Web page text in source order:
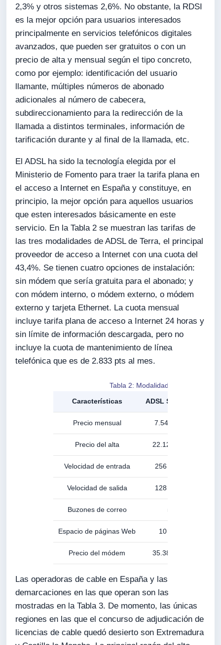
2,3% y otros sistemas 2,6%. No obstante, la RDSI
es la mejor opción para usuarios interesados
principalmente en servicios telefónicos digitales
avanzados, que pueden ser gratuitos o con un
precio de alta y mensual según el tipo concreto,
como por ejemplo: identificación del usuario
llamante, múltiples números de abonado
adicionales al número de cabecera,
subdireccionamiento para la redirección de la
llamada a distintos terminales, información de
tarificación durante y al final de la llamada, etc.
El ADSL ha sido la tecnología elegida por el
Ministerio de Fomento para traer la tarifa plana en
el acceso a Internet en España y constituye, en
principio, la mejor opción para aquellos usuarios
que esten interesados básicamente en este
servicio. En la Tabla 2 se muestran las tarifas de
las tres modalidades de ADSL de Terra, el principal
proveedor de acceso a Internet con una cuota del
43,4%. Se tienen cuatro opciones de instalación:
sin módem que sería gratuita para el abonado; y
con módem interno, o módem externo, o módem
externo y tarjeta Ethernet. La cuota mensual
incluye tarifa plana de acceso a Internet 24 horas y
sin límite de información descargada, pero no
incluye la cuota de mantenimiento de línea
telefónica que es de 2.833 pts al mes.
Tabla 2: Modalidades de ADSL de
Características ADSL Standar
Precio mensual 7.540 pts
Precio del alta 22.121 pts
Velocidad de entrada 256 kbps
Velocidad de salida 128 kbps
Buzones de correo 5
Espacio de páginas Web 10 MB
Precio del módem 35.380 pts
Las operadoras de cable en España y las
demarcaciones en las que operan son las
mostradas en la Tabla 3. De momento, las únicas
regiones en las que el concurso de adjudicación de
licencias de cable quedó desierto son Extremadura